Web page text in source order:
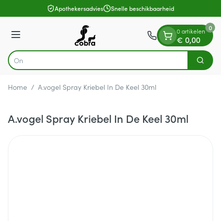
Ga naar de inhoudApothekersadvies Snelle beschikbaarheid
Menu
Product, merk, categorie... Zoek
0 artikelen
€ 0,00
0
Home / A.vogel Spray Kriebel In De Keel 30ml
A.vogel Spray Kriebel In De Keel 30ml